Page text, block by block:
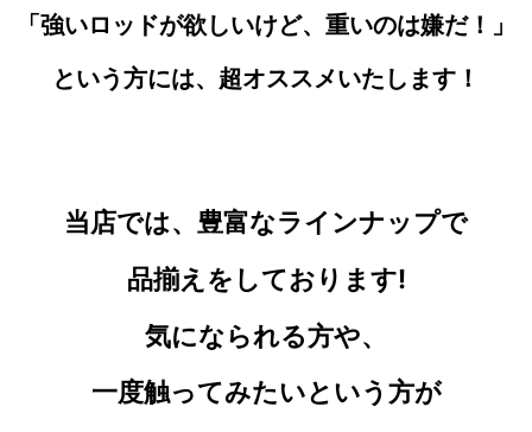
「強いロッドが欲しいけど、重いのは嫌だ！」
という方には、超オススメいたします！
当店では、豊富なラインナップで
品揃えをしております!
気になられる方や、
一度触ってみたいという方が